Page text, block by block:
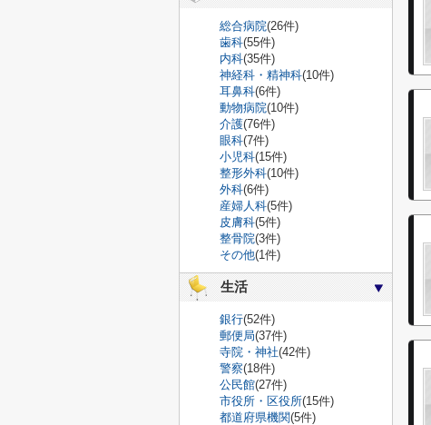
総合病院(26件)
歯科(55件)
内科(35件)
神経科・精神科(10件)
耳鼻科(6件)
動物病院(10件)
介護(76件)
眼科(7件)
小児科(15件)
整形外科(10件)
外科(6件)
産婦人科(5件)
皮膚科(5件)
整骨院(3件)
その他(1件)
生活
銀行(52件)
郵便局(37件)
寺院・神社(42件)
警察(18件)
公民館(27件)
市役所・区役所(15件)
都道府県機関(5件)